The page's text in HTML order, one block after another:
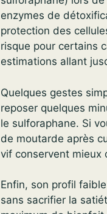
enzymes de
protection des
risque pour certains
estimations allant
Quelques gestes
reposer quelques
le sulforaphane. Si
de moutarde après
vif conservent mieux
Enfin, son profil
sans sacrifier la